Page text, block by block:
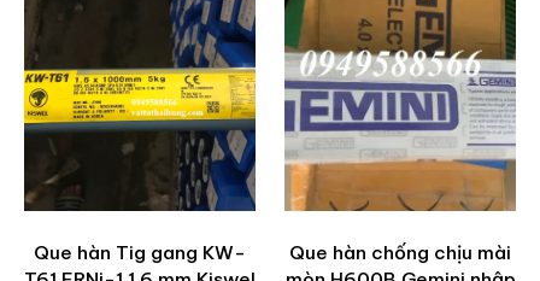
Que hàn Tig gang KW-
Que hàn chống chịu mài